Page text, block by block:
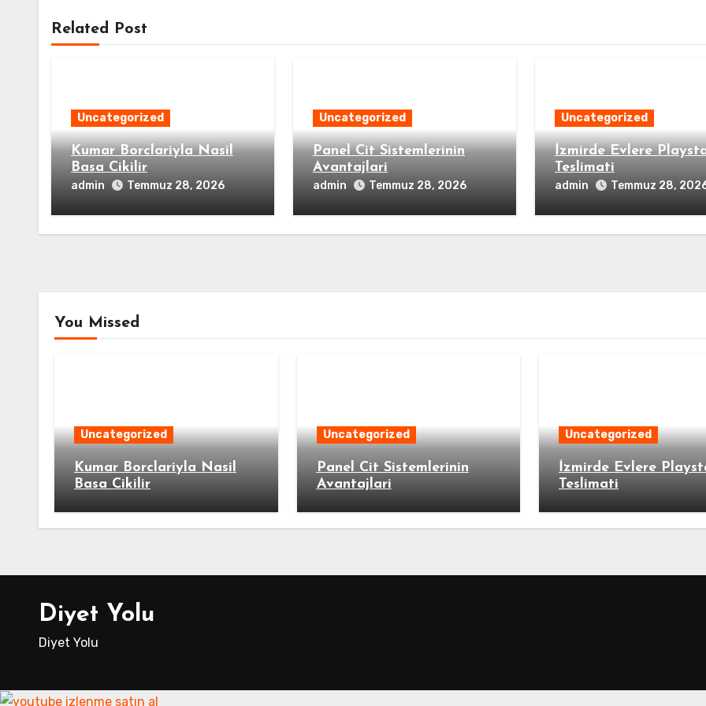
Related Post
Uncategorized
Kumar Borclariyla Nasil
Basa Cikilir
admin Temmuz 28, 2026
Uncategorized
Panel Cit Sistemlerinin
Avantajlari
admin Temmuz 28, 2026
Uncategorized
İzmirde Evlere
Teslimati
admin Temmuz 28,
You Missed
Uncategorized
Kumar Borclariyla Nasil
Basa Cikilir
Uncategorized
Panel Cit Sistemlerinin
Avantajlari
Uncategorized
İzmirde Evlere
Teslimati
Diyet Yolu
Diyet Yolu